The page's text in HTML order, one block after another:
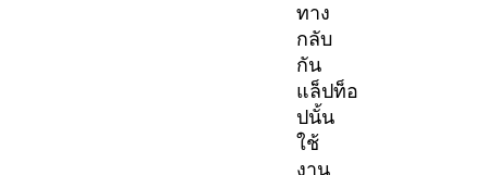
ทาง
กลับ
กัน
แล็ปท็อ
ปนั้น
ใช้
งาน